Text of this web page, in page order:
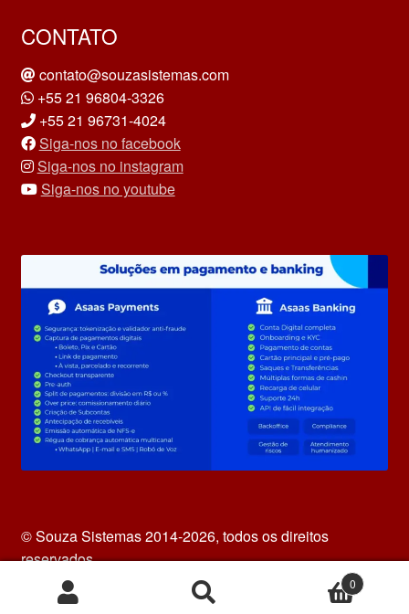
CONTATO
contato@souzasistemas.com
+55 21 96804-3326
+55 21 96731-4024
Siga-nos no facebook
Siga-nos no instagram
Siga-nos no youtube
Pesquisar
Pesquisar
0
© Souza Sistemas 2014-2026, todos os direitos
reservados.